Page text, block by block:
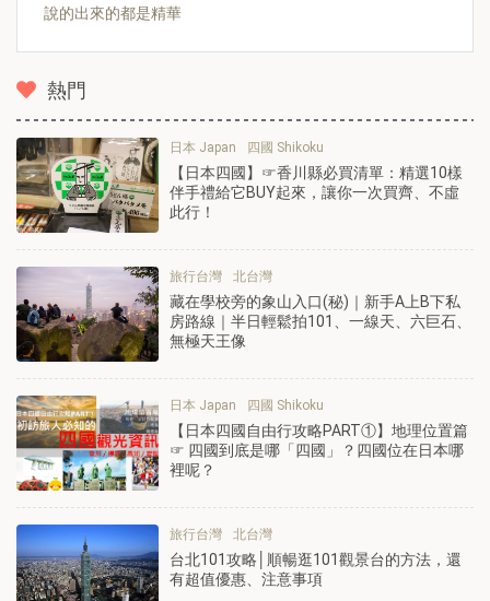
說的出來的都是精華
熱門
日本 Japan 四國 Shikoku
【日本四國】☞香川縣必買清單：精選10樣
伴手禮給它BUY起來，讓你一次買齊、不虛
此行！
旅行台灣 北台灣
藏在學校旁的象山入口(秘)｜新手A上B下私
房路線｜半日輕鬆拍101、一線天、六巨石、
無極天王像
日本 Japan 四國 Shikoku
【日本四國自由行攻略PART①】地理位置篇
☞ 四國到底是哪「四國」？四國位在日本哪
裡呢？
旅行台灣 北台灣
台北101攻略│順暢逛101觀景台的方法，還
有超值優惠、注意事項